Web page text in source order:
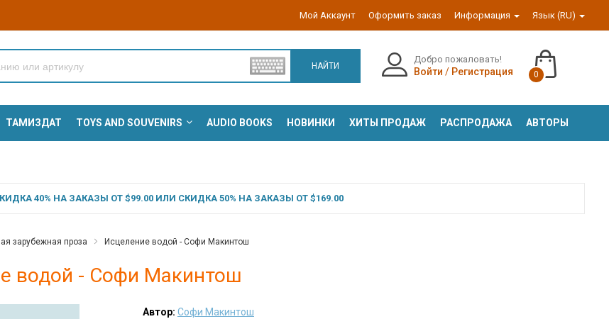
Мой Аккаунт Оформить заказ Информация Язык (RU)
НАЙТИ
Добро пожаловать!
Войти / Регистрация 0
ТАМИЗДАТ TOYS AND SOUVENIRS AUDIO BOOKS НОВИНКИ ХИТЫ ПРОДАЖ РАСПРОДАЖА АВТОРЫ
40% НА ЗАКАЗЫ ОТ $99.00 ИЛИ СКИДКА 50% НА ЗАКАЗЫ ОТ $169.00
зарубежная проза Исцеление водой - Софи Макинтош
водой - Софи Макинтош
Автор: Софи Макинтош